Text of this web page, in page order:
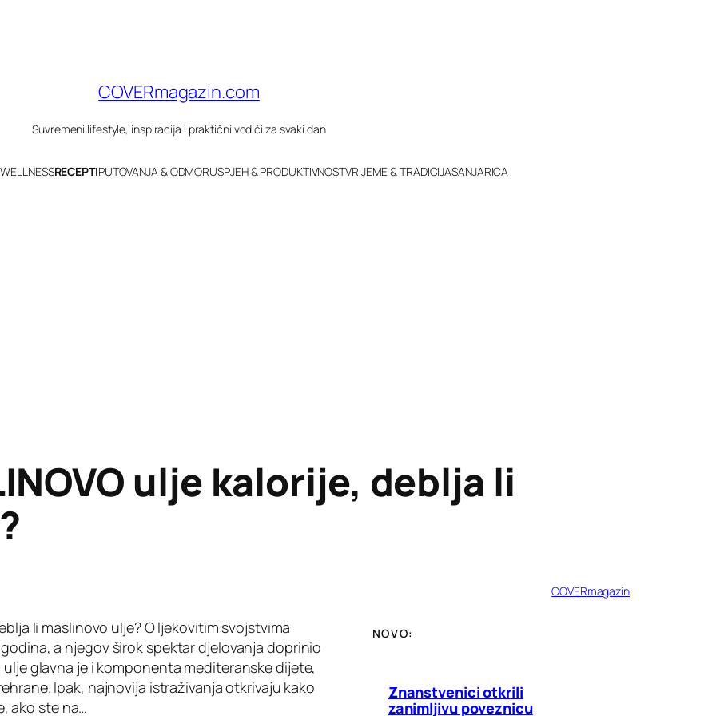
COVERmagazin.com
Suvremeni lifestyle, inspiracija i praktični vodiči za svaki dan
RECEPTIPUTOVANJA & ODMORUSPJEH & PRODUKTIVNOSTVRIJEME & TRADICIJASANJARICA
ulje kalorije, deblja li
COVERmagazin
li maslinovo ulje? O ljekovitim svojstvima
a njegov širok spektar djelovanja doprinio
glavna je i komponenta mediteranske dijete,
Ipak, najnovija istraživanja otkrivaju kako
ako ste na…
NOVO:
Znanstvenici otkrili
zanimljivu poveznicu